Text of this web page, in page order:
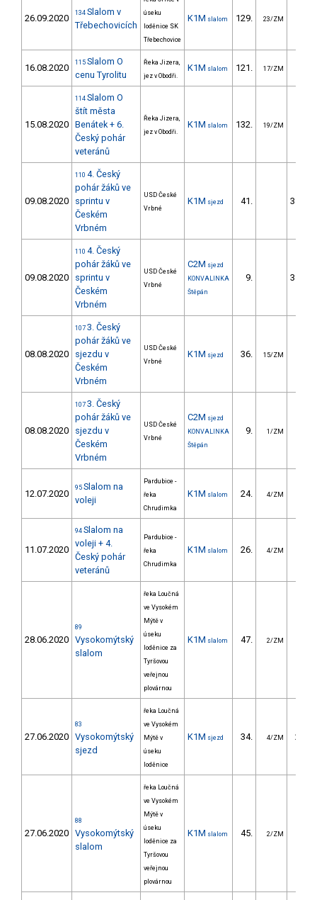
26.09.2020 134 Slalom v
Třebechovicích
úseku
loděnice SK
Třebechovice
K1M slalom 129. 23/ZM
16.08.2020 115 Slalom O
cenu Tyrolitu
Řeka Jizera,
jez v Obodři.
K1M slalom 121. 17/ZM
15.08.2020
114 Slalom O
štít města
Benátek + 6.
Český pohár
veteránů
Řeka Jizera,
jez v Obodři.
K1M slalom 132. 19/ZM
09.08.2020
110 4. Český
pohár žáků ve
sprintu v
Českém
Vrbném
USD České
Vrbné
K1M sjezd 41.
09.08.2020
110 4. Český
pohár žáků ve
sprintu v
Českém
Vrbném
USD České
Vrbné
C2M sjezd
KONVALINKA
Štěpán
9.
08.08.2020
107 3. Český
pohár žáků ve
sjezdu v
Českém
Vrbném
USD České
Vrbné
K1M sjezd 36. 15/ZM
08.08.2020
107 3. Český
pohár žáků ve
sjezdu v
Českém
Vrbném
USD České
Vrbné
C2M sjezd
KONVALINKA
Štěpán
9. 1/ZM
12.07.2020
95 Slalom na
voleji
Pardubice -
řeka
Chrudimka
K1M slalom 24. 4/ZM
11.07.2020
94 Slalom na
voleji + 4.
Český pohár
veteránů
Pardubice -
řeka
Chrudimka
K1M slalom 26. 4/ZM
28.06.2020
89
Vysokomýtský
slalom
řeka Loučná
ve Vysokém
Mýtě v
úseku
loděnice za
Tyršovou
veřejnou
plovárnou
K1M slalom 47. 2/ZM
27.06.2020
83
Vysokomýtský
sjezd
řeka Loučná
ve Vysokém
Mýtě v
úseku
loděnice
K1M sjezd 34. 4/ZM
27.06.2020
88
Vysokomýtský
slalom
řeka Loučná
ve Vysokém
Mýtě v
úseku
loděnice za
Tyršovou
veřejnou
plovárnou
K1M slalom 45. 2/ZM